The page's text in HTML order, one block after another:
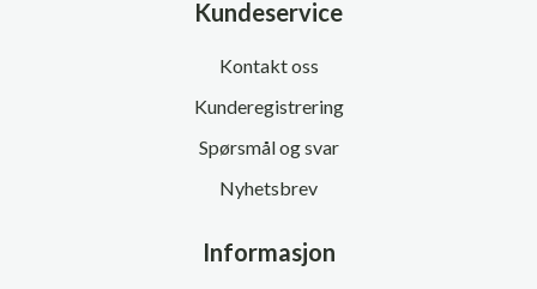
Kundeservice
Kontakt oss
Kunderegistrering
Spørsmål og svar
Nyhetsbrev
Informasjon